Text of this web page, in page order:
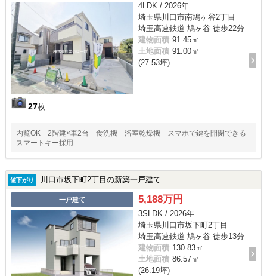
27枚
4LDK / 2026年
埼玉県川口市南鳩ヶ谷2丁目
埼玉高速鉄道 鳩ヶ谷 徒歩22分
建物面積 91.45㎡
土地面積 91.00㎡
(27.53坪)
内覧OK 2階建×車2台 食洗機 浴室乾燥機 スマホで鍵を開閉できる
スマートキー採用
値下がり 川口市坂下町2丁目の新築一戸建て
一戸建て 5,188万円
3SLDK / 2026年
埼玉県川口市坂下町2丁目
埼玉高速鉄道 鳩ヶ谷 徒歩13分
建物面積 130.83㎡
土地面積 86.57㎡
(26.19坪)